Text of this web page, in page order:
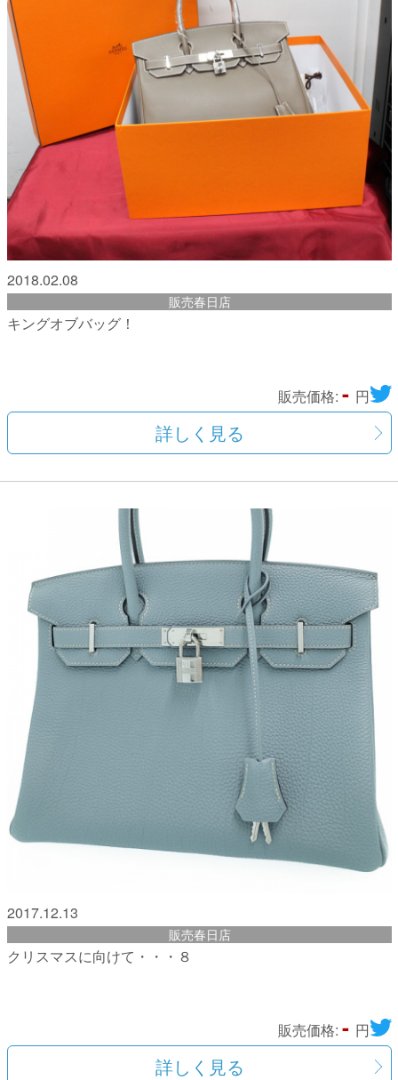
2018.02.08
販売春日店
キングオブバッグ！
販売価格:- 円
詳しく見る
2017.12.13
販売春日店
クリスマスに向けて・・・８
販売価格:- 円
詳しく見る